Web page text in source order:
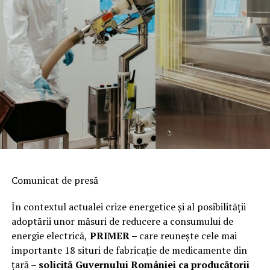
Comunicat de presă
În contextul actualei crize energetice și al posibilității
adoptării unor măsuri de reducere a consumului de
energie electrică, PRIMER – care reuneşte cele mai
importante 18 situri de fabricaţie de medicamente din
ţară – solicită Guvernului României ca producătorii